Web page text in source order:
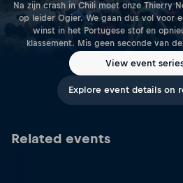
Na zijn crash in Chili moet onze Thierry
op leider Ogier. We gaan dus vol voor
winst in het Portugese stof en
klassement. Mis geen seconde van
View event
Explore event details on
Related events